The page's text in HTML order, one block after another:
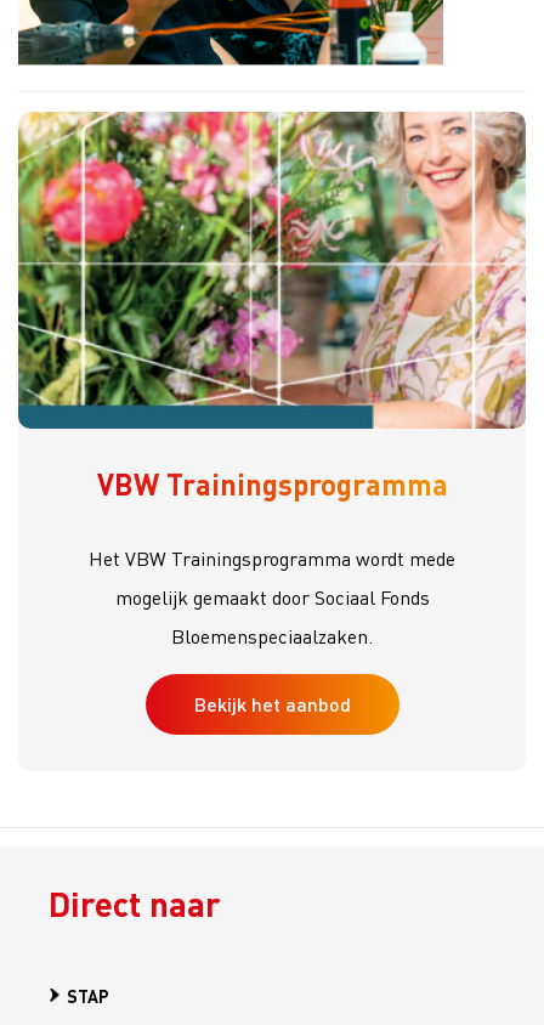
VBW Trainingsprogramma
Het VBW Trainingsprogramma wordt mede
mogelijk gemaakt door Sociaal Fonds
Bloemenspeciaalzaken.
Bekijk het aanbod
Direct naar
STAP